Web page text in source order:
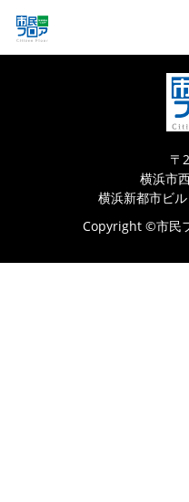
〒
横浜市
横浜新都市ビ
Copyright ©市民